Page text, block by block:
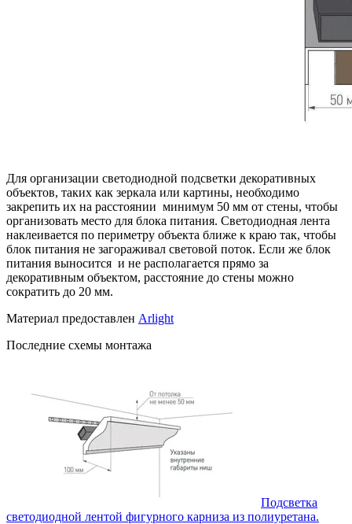
Для организации светодиодной подсветки декоративных
объектов, таких как зеркала или картины, необходимо
закрепить их на расстоянии минимум 50 мм от стены, чтобы
организовать место для блока питания. Светодиодная лента
наклеивается по периметру объекта ближе к краю так, чтобы
блок питания не загораживал световой поток. Если же блок
питания выносится и не располагается прямо за
декоративным объектом, расстояние до стены можно
сократить до 20 мм.
Материал предоставлен Arlight
Последние схемы монтажа
Подсветка
светодиодной лентой фигурного карниза из полиуретана.